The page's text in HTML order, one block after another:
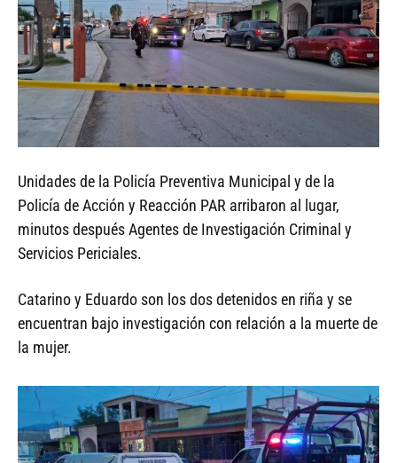
Unidades de la Policía Preventiva Municipal y de la
Policía de Acción y Reacción PAR arribaron al lugar,
minutos después Agentes de Investigación Criminal y
Servicios Periciales.
Catarino y Eduardo son los dos detenidos en riña y se
encuentran bajo investigación con relación a la muerte de
la mujer.